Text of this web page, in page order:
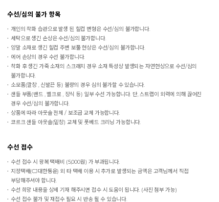
수선/심의 불가 항목
개인의 착화 습관으로 발생 된 힐컵 변형은 수선/심의 불가합니다.
세탁으로 생긴 손상은 수선/심의 불가합니다.
양말 소재로 생긴 힐컵 주변 보풀 현상은 수선/심의 불가합니다.
에어 손상의 경우 수선 불가합니다.
착화 후 생긴 가죽 소재의 스크래치 경우 소재 특성상 발생되는 자연현상으로 수선/심의
불가합니다.
소모품(깔창 , 신발끈 등) 불량의 경우 심의 불가할 수 있습니다.
샌들 부품(밴드 , 벨크로 , 장식 등) 일부 수선 가능합니다. 단, 스트랩이 외력에 의해 끊어진
경우 수선/심의 불가합니다.
상품에 따라 아웃솔 전체 / 보조굽 교체 가능합니다.
코르크 샌들 아웃솔(밑창) 교체 및 풋베드 크리닝 가능합니다.
수선 접수
수선 접수 시 왕복 택배비 (5,000원) 가 부과됩니다.
지정택배(CJ대한통운) 외 타 택배 이용 시 추가로 발생되는 금액은 고객님께서 직접
부담해주셔야 합니다.
수선 희망 내용을 상세 기재 해주시면 접수 시 도움이 됩니다. (사진 첨부 가능)
수선 접수 불가 및 재접수 필요 시 반송 될 수 있습니다.